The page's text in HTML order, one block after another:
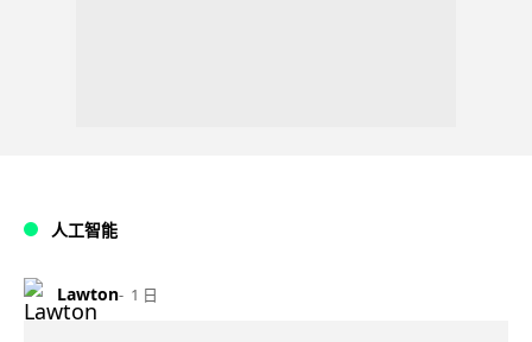
人工智能
Lawton 1 日